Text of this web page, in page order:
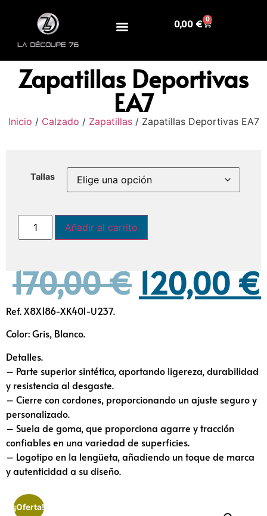
0,00 € 0
Zapatillas Deportivas
EA7
Inicio / Calzado / Zapatillas/ Zapatillas Deportivas EA7
Tallas
Añadir al carrito
170,00€ 120,00 €
Ref. X8X186-XK401-U237.
Color: Gris, Blanco.
Detalles.
– Parte superior sintética, aportando ligereza, durabilidad
y resistencia al desgaste.
– Cierre con cordones, proporcionando un ajuste seguro y
personalizado.
– Suela de goma, que proporciona agarre y tracción
confiables en una variedad de superficies.
– Logotipo en la lengüeta, añadiendo un toque de marca
y autenticidad a su diseño.
¡Oferta!